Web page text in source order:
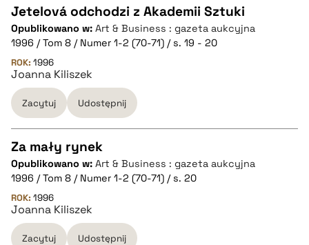
pobierz cytat
CZYSTY TEKST
pobierz cytat
BIBTEX
pobierz cytat
Jetelová odchodzi z Akademii Sztuki
Opublikowano w: Art & Business : gazeta aukcyjna
1996 / Tom 8 / Numer 1-2 (70-71) / s. 19 - 20
ROK: 1996
Joanna Kiliszek
Zacytuj Udostępnij
CZYSTY TEKST
pobierz cytat
Za mały rynek
Opublikowano w: Art & Business : gazeta aukcyjna
1996 / Tom 8 / Numer 1-2 (70-71) / s. 20
ROK: 1996
Joanna Kiliszek
Zacytuj Udostępnij